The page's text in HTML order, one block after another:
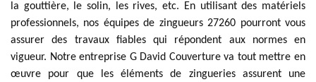
la gouttière, le solin, les rives, etc. En utilisant des matériels
professionnels, nos équipes de zingueurs 27260 pourront vous
assurer des travaux fiables qui répondent aux normes en
vigueur. Notre entreprise G David Couverture va tout mettre en
œuvre pour que les éléments de zingueries assurent une